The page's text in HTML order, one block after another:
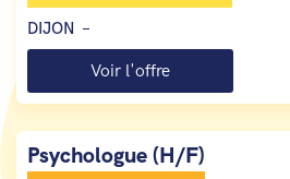
DIJON
Voir l'offre
Psychologue (H/F)